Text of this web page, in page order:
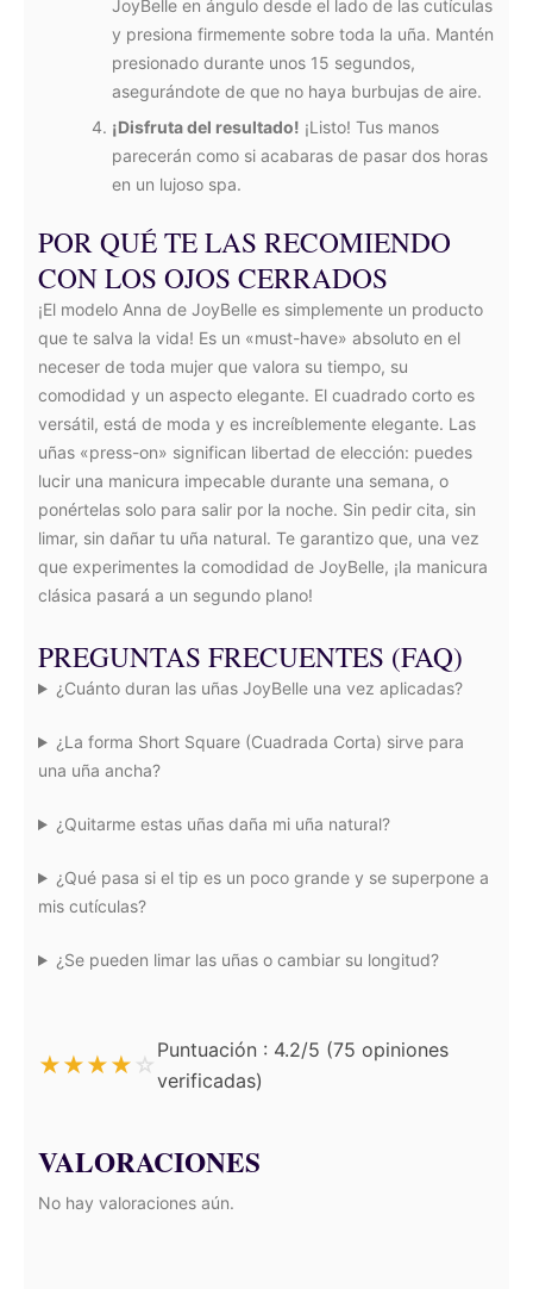
JoyBelle en ángulo desde el lado de las cutículas
y presiona firmemente sobre toda la uña. Mantén
presionado durante unos 15 segundos,
asegurándote de que no haya burbujas de aire.
¡Disfruta del resultado! ¡Listo! Tus manos
parecerán como si acabaras de pasar dos horas
en un lujoso spa.
POR QUÉ TE LAS RECOMIENDO
CON LOS OJOS CERRADOS
¡El modelo Anna de JoyBelle es simplemente un producto
que te salva la vida! Es un «must-have» absoluto en el
neceser de toda mujer que valora su tiempo, su
comodidad y un aspecto elegante. El cuadrado corto es
versátil, está de moda y es increíblemente elegante. Las
uñas «press-on» significan libertad de elección: puedes
lucir una manicura impecable durante una semana, o
ponértelas solo para salir por la noche. Sin pedir cita, sin
limar, sin dañar tu uña natural. Te garantizo que, una vez
que experimentes la comodidad de JoyBelle, ¡la manicura
clásica pasará a un segundo plano!
PREGUNTAS FRECUENTES (FAQ)
¿Cuánto duran las uñas JoyBelle una vez aplicadas?
¿La forma Short Square (Cuadrada Corta) sirve para
una uña ancha?
¿Quitarme estas uñas daña mi uña natural?
¿Qué pasa si el tip es un poco grande y se superpone a
mis cutículas?
¿Se pueden limar las uñas o cambiar su longitud?
★★★★ ☆
Puntuación : 4.2/5 (75 opiniones
verificadas)
VALORACIONES
No hay valoraciones aún.